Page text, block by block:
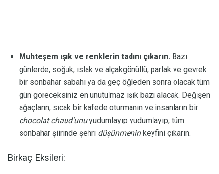
Muhteşem ışık ve renklerin tadını çıkarın. Bazı
günlerde, soğuk, ıslak ve alçakgönüllü, parlak ve gevrek
bir sonbahar sabahı ya da geç öğleden sonra olacak tüm
gün göreceksiniz en unutulmaz ışık bazı alacak. Değişen
ağaçların, sıcak bir kafede oturmanın ve insanların bir
chocolat chaud'unuyudumlayıp yudumlayıp, tüm
sonbahar şiirinde şehri düşünmeninkeyfini çıkarın.
Birkaç Eksileri: